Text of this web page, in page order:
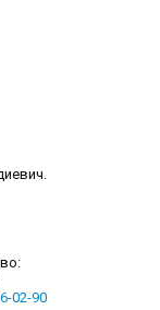
02-90